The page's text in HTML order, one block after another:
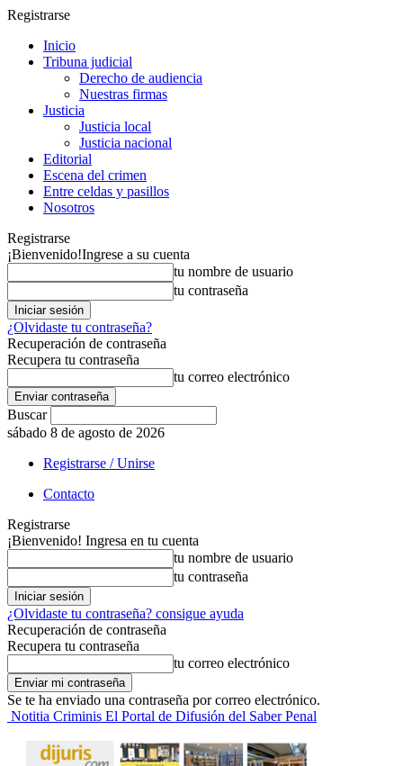
Registrarse
Inicio
Tribuna judicial
Derecho de audiencia
Nuestras firmas
Justicia
Justicia local
Justicia nacional
Editorial
Escena del crimen
Entre celdas y pasillos
Nosotros
Registrarse
¡Bienvenido!Ingrese a su cuenta
tu nombre de usuario
tu contraseña
¿Olvidaste tu contraseña?
Recuperación de contraseña
Recupera tu contraseña
tu correo electrónico
Buscar
sábado 8 de agosto de 2026
Registrarse / Unirse
Contacto
Registrarse
¡Bienvenido! Ingresa en tu cuenta
tu nombre de usuario
tu contraseña
¿Olvidaste tu contraseña? consigue ayuda
Recuperación de contraseña
Recupera tu contraseña
tu correo electrónico
Se te ha enviado una contraseña por correo electrónico.
Notitia Criminis El Portal de Difusión del Saber Penal